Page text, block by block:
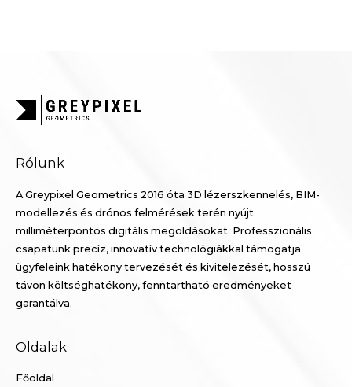
Rólunk
A Greypixel Geometrics 2016 óta 3D lézerszkennelés, BIM-
modellezés és drónos felmérések terén nyújt
milliméterpontos digitális megoldásokat. Professzionális
csapatunk precíz, innovatív technológiákkal támogatja
ügyfeleink hatékony tervezését és kivitelezését, hosszú
távon költséghatékony, fenntartható eredményeket
garantálva.
Oldalak
Főoldal